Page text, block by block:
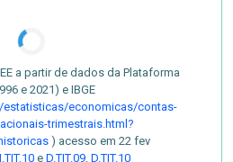
a partir de dados da Plataforma
e 2021) e IBGE
estatisticas/economicas/contas-
trimestrais.html?
) acesso em 22 fev
e D.TIT.09, D.TIT.10